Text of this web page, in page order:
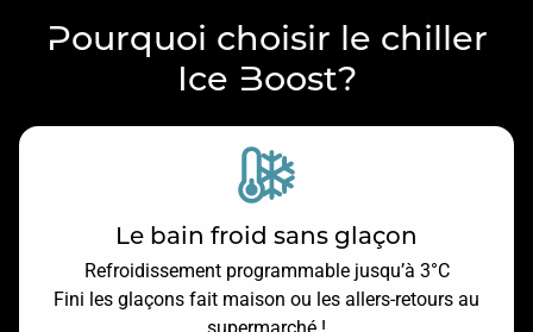
Pourquoi choisir le chiller
Ice Boost?
Refroidissement programmable jusqu’à 3°C
Fini les glaçons fait maison ou les allers-retours au
supermarché !